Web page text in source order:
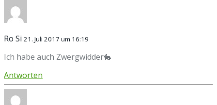
Ro Si 21. Juli 2017 um 16:19
Ich habe auch Zwergwidder🐇
Antworten